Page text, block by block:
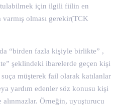
için ilgili fiilin en
varmış olması gerekir(TCK
“birden fazla kişiyle birlikte” ,
şeklindeki ibarelerde geçen kişi
suça müşterek fail olarak katılanlar
yardım edenler söz konusu kişi
alınmazlar. Örneğin, uyuşturucu